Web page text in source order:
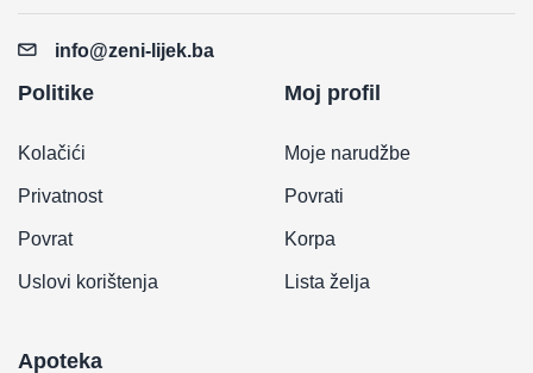
info@zeni-lijek.ba
Politike
Kolačići
Privatnost
Povrat
Uslovi korištenja
Moj profil
Moje narudžbe
Povrati
Korpa
Lista želja
Apoteka